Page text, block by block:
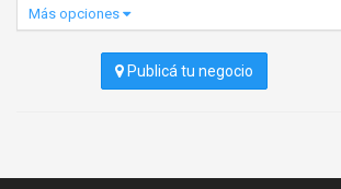
Más opciones
Publicá tu negocio